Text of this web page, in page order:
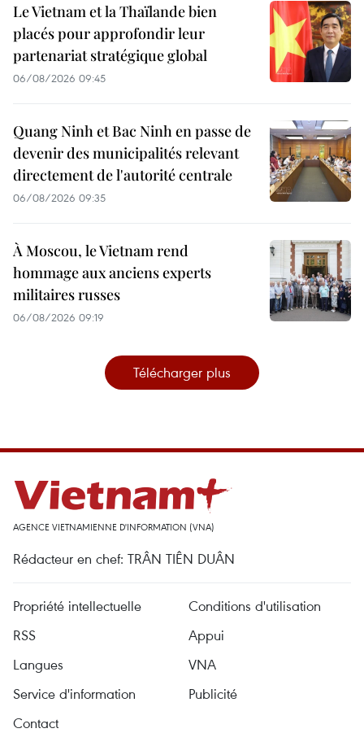
Le Vietnam et la Thaïlande bien
placés pour approfondir leur
partenariat stratégique global
06/08/2026 09:45
Quang Ninh et Bac Ninh en passe de
devenir des municipalités relevant
directement de l'autorité centrale
06/08/2026 09:35
À Moscou, le Vietnam rend
hommage aux anciens experts
militaires russes
06/08/2026 09:19
Télécharger plus
AGENCE VIETNAMIENNE D'INFORMATION (VNA)
Rédacteur en chef: TRÂN TIÊN DUÂN
Propriété intellectuelle
Conditions d'utilisation
RSS
Appui
Langues
VNA
Service d'information
Publicité
Contact